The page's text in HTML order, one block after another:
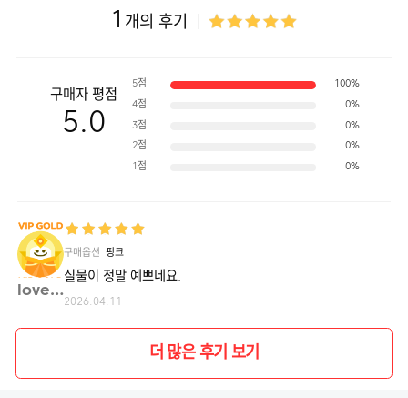
1 개의 후기
구매자 평점
5.0
5점 100%
4점 0%
3점 0%
2점 0%
1점 0%
lovel**
구매옵션 핑크
실물이 정말 예쁘네요.
2026.04.11
더 많은 후기 보기